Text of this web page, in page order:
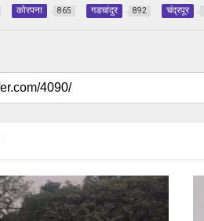
कोरपना 865 गडचांदुर 892 चंद्रपूर